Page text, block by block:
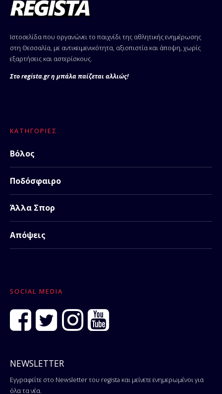
Ιστοσελίδα που οργανώνει το παιχνίδι της αθλητικής ενημέρωσης
στη Θεσσαλία, με αντικειμενικότητα, αξιοπιστία και άποψη, χωρίς
εξαρτήσεις και αστερίσκους.
Στο regista.gr η μπάλα παίζεται αλλιώς!
ΚΑΤΗΓΟΡΊΕΣ
Βόλος
Ποδόσφαιρο
Άλλα Σπορ
Απόψεις
SOCIAL MEDIA
NEWSLETTER
Εγγραφείτε στο Newsletter του regista και μείνετε ενημερωμένοι για
όλα τα νέα.